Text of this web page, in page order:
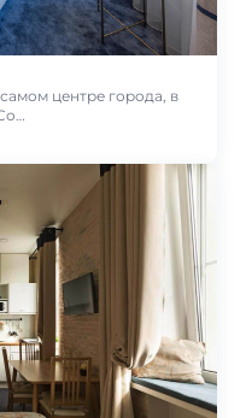
центре города, в